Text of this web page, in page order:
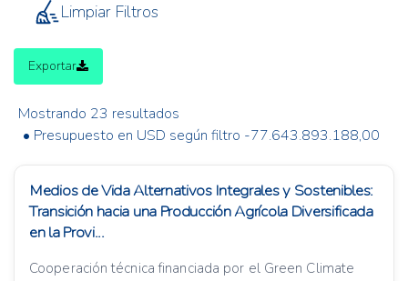
Limpiar Filtros
Exportar
Mostrando 23 resultados
• Presupuesto en USD según filtro -77.643.893.188,00
Medios de Vida Alternativos Integrales y Sostenibles:
Transición hacia una Producción Agrícola Diversificada
en la Provi...
Cooperación técnica financiada por el Green Climate